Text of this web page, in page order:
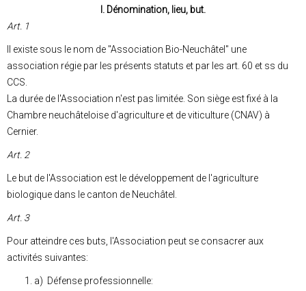
I. Dénomination, lieu, but.
Art. 1
Il existe sous le nom de "Association Bio-Neuchâtel" une
association régie par les présents statuts et par les art. 60 et ss du
CCS.
La durée de l'Association n'est pas limitée. Son siège est fixé à la
Chambre neuchâteloise d'agriculture et de viticulture (CNAV) à
Cernier.
Art. 2
Le but de l'Association est le développement de l'agriculture
biologique dans le canton de Neuchâtel.
Art. 3
Pour atteindre ces buts, l'Association peut se consacrer aux
activités suivantes:
a) Défense professionnelle: